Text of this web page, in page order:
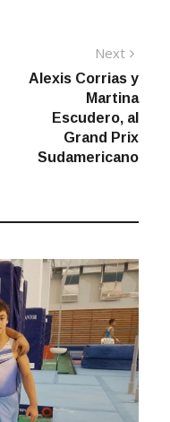
Next
post:
Alexis Corrias y
Martina
Escudero, al
Grand Prix
Sudamericano